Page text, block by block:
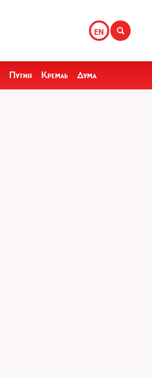
EN
Путин Кремль Дума